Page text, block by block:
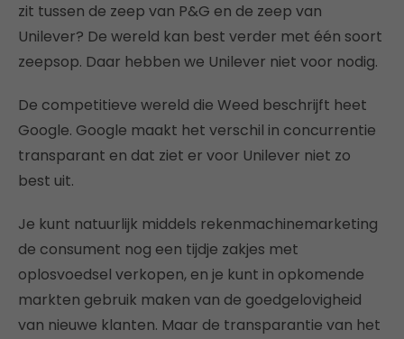
zit tussen de zeep van P&G en de zeep van
Unilever? De wereld kan best verder met één soort
zeepsop. Daar hebben we Unilever niet voor nodig.
De competitieve wereld die Weed beschrijft heet
Google. Google maakt het verschil in concurrentie
transparant en dat ziet er voor Unilever niet zo
best uit.
Je kunt natuurlijk middels rekenmachinemarketing
de consument nog een tijdje zakjes met
oplosvoedsel verkopen, en je kunt in opkomende
markten gebruik maken van de goedgelovigheid
van nieuwe klanten. Maar de transparantie van het